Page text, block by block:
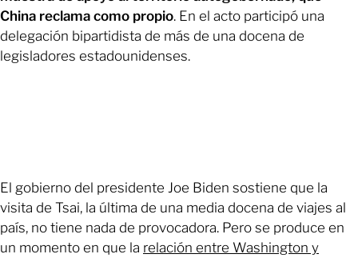
China reclama como propio. En el acto participó una
delegación bipartidista de más de una docena de
legisladores estadounidenses.
El gobierno del presidente Joe Biden sostiene que la
visita de Tsai, la última de una media docena de viajes al
país, no tiene nada de provocadora. Pero se produce en
un momento en que la relación entre Washington y